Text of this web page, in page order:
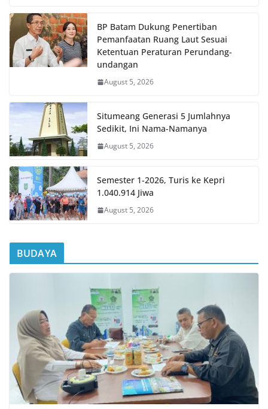
BP Batam Dukung Penertiban
Pemanfaatan Ruang Laut Sesuai
Ketentuan Peraturan Perundang-
undangan
August 5, 2026
Situmeang Generasi 5 Jumlahnya
Sedikit, Ini Nama-Namanya
August 5, 2026
Semester 1-2026, Turis ke Kepri
1.040.914 Jiwa
August 5, 2026
BUDAYA